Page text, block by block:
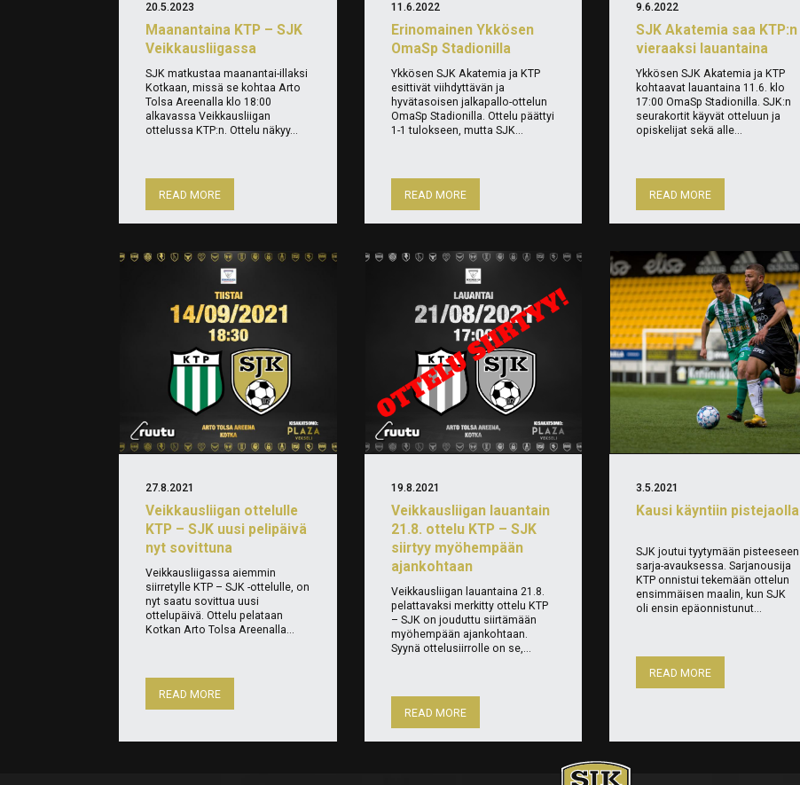
Maanantaina KTP – SJK
Veikkausliigassa
20.5.2023
SJK matkustaa maanantai-illaksi
Kotkaan, missä se kohtaa Arto
Tolsa Areenalla klo 18:00
alkavassa Veikkausliigan
ottelussa KTP:n. Ottelu näkyy...
READ MORE
Erinomainen Ykkösen
OmaSp Stadionilla
11.6.2022
Ykkösen SJK Akatemia ja KTP
esittivät viihdyttävän ja
hyvätasoisen jalkapallo-ottelun
OmaSp Stadionilla. Ottelu päättyi
1-1 tulokseen, mutta SJK...
READ MORE
SJK Akatemia saa KTP:n
vieraaksi lauantaina
9.6.2022
Ykkösen SJK Akatemia ja KTP
kohtaavat lauantaina 11.6. klo
17:00 OmaSp Stadionilla. SJK:n
seurakortit käyvät otteluun ja
opiskelijat sekä alle...
READ MORE
Veikkausliigan ottelulle
KTP – SJK uusi pelipäivä
nyt sovittuna
27.8.2021
Veikkausliigassa aiemmin
siirretylle KTP – SJK -ottelulle, on
nyt saatu sovittua uusi
ottelupäivä. Ottelu pelataan
Kotkan Arto Tolsa Areenalla...
READ MORE
Veikkausliigan lauantain
21.8. ottelu KTP – SJK
siirtyy myöhempään
ajankohtaan
19.8.2021
Veikkausliigan lauantaina 21.8.
pelattavaksi merkitty ottelu KTP
– SJK on jouduttu siirtämään
myöhempään ajankohtaan.
Syynä ottelusiirrolle on se,...
READ MORE
Kausi käyntiin pistejaolla
3.5.2021
SJK joutui tyytymään pisteeseen
sarja-avauksessa. Sarjanousija
KTP onnistui tekemään ottelun
ensimmäisen maalin, kun SJK
oli ensin epäonnistunut...
READ MORE